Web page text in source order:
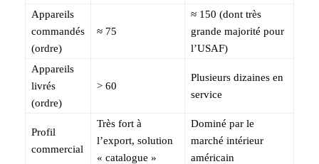
Appareils
commandés
(ordre)
≈ 75
≈ 150 (dont très
grande majorité pour
l’USAF)
Appareils
livrés
(ordre)
> 60
Plusieurs dizaines en
service
Profil
commercial
Très fort à
l’export, solution
« catalogue »
Dominé par le
marché intérieur
américain